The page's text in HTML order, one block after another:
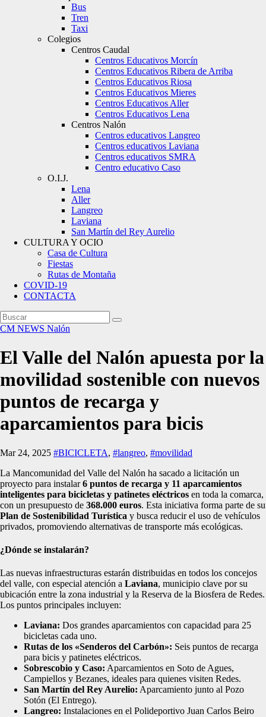
Bus
Tren
Taxi
Colegios
Centros Caudal
Centros Educativos Morcín
Centros Educativos Ribera de Arriba
Centros Educativos Riosa
Centros Educativos Mieres
Centros Educativos Aller
Centros Educativos Lena
Centros Nalón
Centros educativos Langreo
Centros educativos Laviana
Centros educativos SMRA
Centro educativo Caso
O.I.J.
Lena
Aller
Langreo
Laviana
San Martín del Rey Aurelio
CULTURA Y OCIO
Casa de Cultura
Fiestas
Rutas de Montaña
COVID-19
CONTACTA
CM NEWS Nalón
El Valle del Nalón apuesta por la
movilidad sostenible con nuevos
puntos de recarga y
aparcamientos para bicis
Mar 24, 2025 #BICICLETA, #langreo, #movilidad
La Mancomunidad del Valle del Nalón ha sacado a licitación un
proyecto para instalar6 puntos de recarga y 11 aparcamientos
inteligentes para bicicletas y patinetes eléctricos en toda la comarca,
con un presupuesto de 368.000 euros. Esta iniciativa forma parte de su
Plan de Sostenibilidad Turística y busca reducir el uso de vehículos
privados, promoviendo alternativas de transporte más ecológicas.
¿Dónde se instalarán?
Las nuevas infraestructuras estarán distribuidas en todos los concejos
del valle, con especial atención a Laviana, municipio clave por su
ubicación entre la zona industrial y la Reserva de la Biosfera de Redes.
Los puntos principales incluyen:
Laviana: Dos grandes aparcamientos con capacidad para 25
bicicletas cada uno.
Rutas de los «Senderos del Carbón»: Seis puntos de recarga
para bicis y patinetes eléctricos.
Sobrescobio y Caso: Aparcamientos en Soto de Agues,
Campiellos y Bezanes, ideales para quienes visiten Redes.
San Martín del Rey Aurelio: Aparcamiento junto al Pozo
Sotón (El Entrego).
Langreo: Instalaciones en el Polideportivo Juan Carlos Beiro